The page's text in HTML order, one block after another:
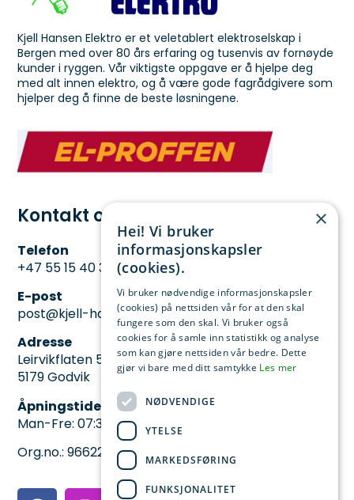
Kjell Hansen Elektro er et veletablert elektroselskap i
Bergen med over 80 års erfaring og tusenvis av fornøyde
kunder i ryggen. Vår viktigste oppgave er å hjelpe deg
med alt innen elektro, og å være gode fagrådgivere som
hjelper deg å finne de beste løsningene.
Kontakt oss
Telefon
+47 55 15 40 30
E-post
post@kjell-hansen.no
Adresse
Leirvikflaten 5,
5179 Godvik
Åpningstider
Man-Fre: 07:30 – 15:30
Org.no.: 966228024
×
Hei! Vi bruker
informasjonskapsler
(cookies).
Vi bruker nødvendige informasjonskapsler
(cookies) på nettsiden vår for at den skal
fungere som den skal. Vi bruker også
cookies for å samle inn statistikk og analyse
som kan gjøre nettsiden vår bedre. Dette
gjør vi bare med ditt samtykke Les mer
NØDVENDIGE
YTELSE
MARKEDSFØRING
FUNKSJONALITET